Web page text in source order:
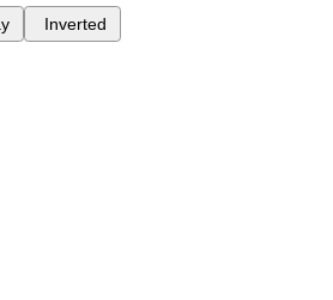
Inverted